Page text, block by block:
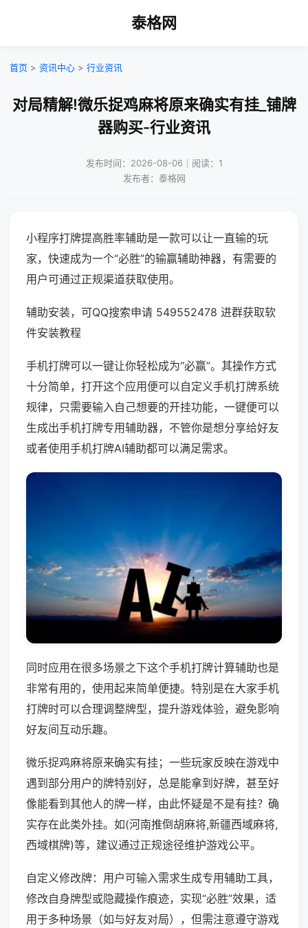
泰格网
首页 > 资讯中心 > 行业资讯
对局精解!微乐捉鸡麻将原来确实有挂_铺牌
器购买-行业资讯
发布时间：2026-08-06｜阅读：1
发布者：泰格网
小程序打牌提高胜率辅助是一款可以让一直输的玩
家，快速成为一个“必胜”的输赢辅助神器，有需要的
用户可通过正规渠道获取使用。
辅助安装，可QQ搜索申请 549552478 进群获取软
件安装教程
手机打牌可以一键让你轻松成为“必赢”。其操作方式
十分简单，打开这个应用便可以自定义手机打牌系统
规律，只需要输入自己想要的开挂功能，一键便可以
生成出手机打牌专用辅助器，不管你是想分享给好友
或者使用手机打牌AI辅助都可以满足需求。
同时应用在很多场景之下这个手机打牌计算辅助也是
非常有用的，使用起来简单便捷。特别是在大家手机
打牌时可以合理调整牌型，提升游戏体验，避免影响
好友间互动乐趣。
微乐捉鸡麻将原来确实有挂；一些玩家反映在游戏中
遇到部分用户的牌特别好，总是能拿到好牌，甚至好
像能看到其他人的牌一样，由此怀疑是不是有挂？确
实存在此类外挂。如(河南推倒胡麻将,新疆西域麻将,
西域棋牌)等，建议通过正规途径维护游戏公平。
自定义修改牌：用户可输入需求生成专用辅助工具，
修改自身牌型或隐藏操作痕迹，实现“必胜”效果，适
用于多种场景（如与好友对局），但需注意遵守游戏